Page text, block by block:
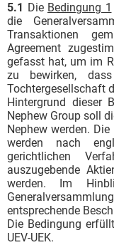
5.1 Die Bedingung 1
die
Transaktionen
Agreement
gefasst hat, um im
zu bewirken,
Tochtergesellschaft
Hintergrund dieser
Nephew Group soll
Nephew werden.
werden nach
gerichtlichen
auszugebende
werden. Im
entsprechende
Die Bedingung
UEV-UEK.